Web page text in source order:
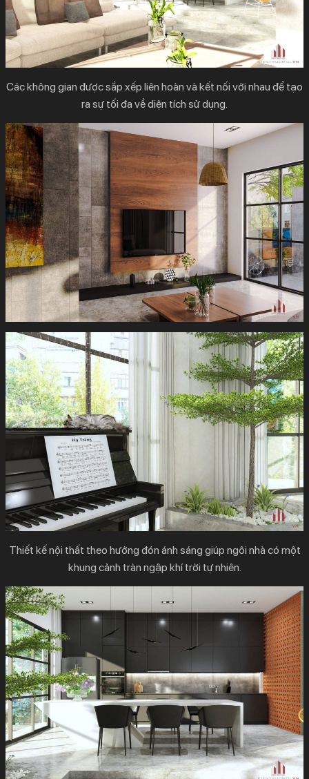
Các không gian được sắp xếp liên hoàn và kết nối với nhau để tạo
ra sự tối đa về diện tích sử dụng.
Thiết kế nội thất theo hướng đón ánh sáng giúp ngôi nhà có một
khung cảnh tràn ngập khí trời tự nhiên.